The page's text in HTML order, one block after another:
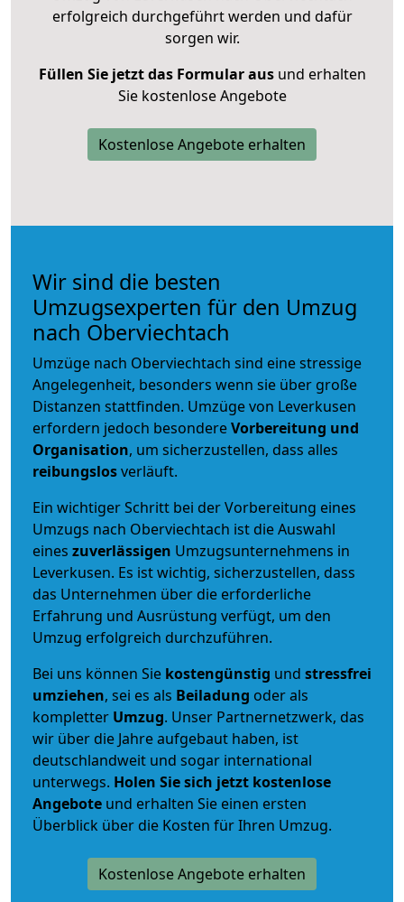
erfolgreich durchgeführt werden und dafür
sorgen wir.
Füllen Sie jetzt das Formular ausund erhalten
Sie kostenlose Angebote
Kostenlose Angebote erhalten
Wir sind die besten
Umzugsexperten für den Umzug
nach Oberviechtach
Umzüge nach Oberviechtach sind eine stressige
Angelegenheit, besonders wenn sie über große
Distanzen stattfinden. Umzüge von Leverkusen
erfordern jedoch besondereVorbereitung und
Organisation, um sicherzustellen, dass alles
reibungslosverläuft.
Ein wichtiger Schritt bei der Vorbereitung eines
Umzugs nach Oberviechtach ist die Auswahl
eines zuverlässigen Umzugsunternehmens in
Leverkusen. Es ist wichtig, sicherzustellen, dass
das Unternehmen über die erforderliche
Erfahrung und Ausrüstung verfügt, um den
Umzug erfolgreich durchzuführen.
Bei uns können Sie kostengünstig und stressfrei
umziehen, sei es als Beiladung oder als
kompletter Umzug. Unser Partnernetzwerk, das
wir über die Jahre aufgebaut haben, ist
deutschlandweit und sogar international
unterwegs. Holen Sie sich jetzt kostenlose
Angebote und erhalten Sie einen ersten
Überblick über die Kosten für Ihren Umzug.
Kostenlose Angebote erhalten